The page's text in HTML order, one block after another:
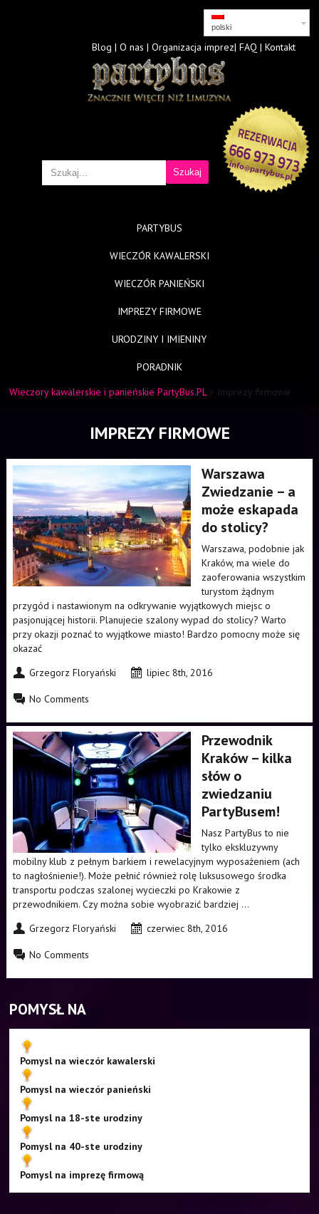
polski
Blog | O nas | Organizacja imprez| FAQ | Kontakt
PARTYBUS
WIECZÓR KAWALERSKI
WIECZÓR PANIEŃSKI
IMPREZY FIRMOWE
URODZINY I IMIENINY
PORADNIK
Wieczory kawalerskie i panieńskie PartyBus.PL> Imprezy firmowe
IMPREZY FIRMOWE
Warszawa
Zwiedzanie – a
może eskapada
do stolicy?
Warszawa, podobnie jak
Kraków, ma wiele do
zaoferowania wszystkim
turystom żądnym
przygód i nastawionym na odkrywanie wyjątkowych miejsc o
pasjonującej historii. Planujecie szalony wypad do stolicy? Warto
przy okazji poznać to wyjątkowe miasto! Bardzo pomocny może się
okazać
Grzegorz Floryański
lipiec 8th, 2016
No Comments
Przewodnik
Kraków – kilka
słów o
zwiedzaniu
PartyBusem!
Nasz PartyBus to nie
tylko ekskluzywny
mobilny klub z pełnym barkiem i rewelacyjnym wyposażeniem (ach
to nagłośnienie!). Może pełnić również rolę luksusowego środka
transportu podczas szalonej wycieczki po Krakowie z
przewodnikiem. Czy można sobie wyobrazić bardziej ...
Grzegorz Floryański
czerwiec 8th, 2016
No Comments
POMYSŁ NA
Pomysl na wieczór kawalerski
Pomysl na wieczór panieński
Pomysl na 18-ste urodziny
Pomysl na 40-ste urodziny
Pomysl na imprezę firmową